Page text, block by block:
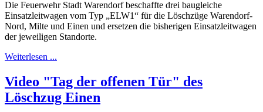
Die Feuerwehr Stadt Warendorf beschaffte drei baugleiche
Einsatzleitwagen vom Typ „ELW1“ für die Löschzüge Warendorf-
Nord, Milte und Einen und ersetzen die bisherigen Einsatzleitwagen
der jeweiligen Standorte.
Weiterlesen ...
Video "Tag der offenen Tür" des
Löschzug Einen